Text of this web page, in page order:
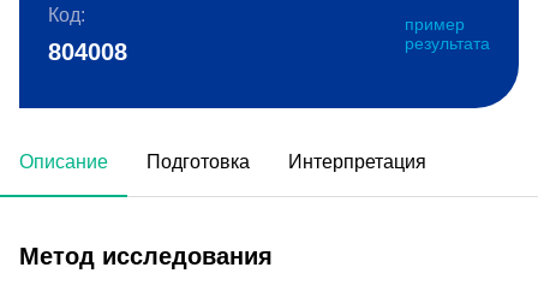
Описание Подготовка Интерпретация
Метод исследования
Код:
пример
результата
804008